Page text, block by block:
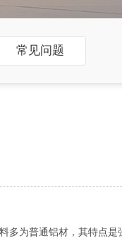
常见问题
为普通铝材，其特点